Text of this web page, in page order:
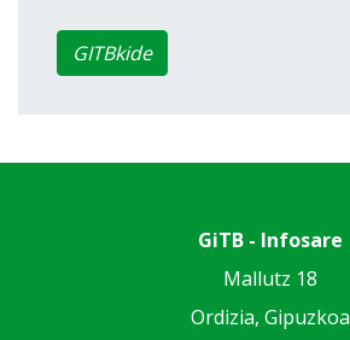
GITBkide
GiTB - Infosare
Mallutz 18
Ordizia, Gipuzkoa